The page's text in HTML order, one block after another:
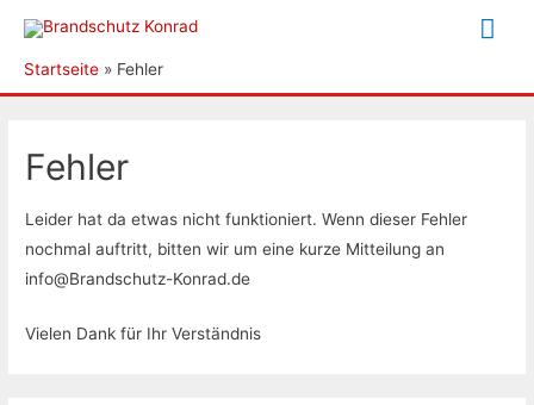
Startseite Fehler
Fehler
Leider hat da etwas nicht funktioniert. Wenn dieser Fehler
nochmal auftritt, bitten wir um eine kurze Mitteilung an
info@Brandschutz-Konrad.de
Vielen Dank für Ihr Verständnis